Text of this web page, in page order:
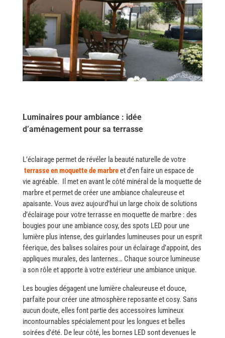
Luminaires pour ambiance : idée
d’aménagement pour sa terrasse
L’éclairage​‍​‌‍​‍‌ permet de révéler la beauté naturelle de votre
terrasse en moquette de marbreet d’en faire un espace de
vie agréable. ​‍​‌‍​‍‌ Il met en avant le côté minéral de la moquette de
marbre et permet de créer une ambiance chaleureuse et ​‍​‌‍​
‍‌apaisante. Vous avez aujourd’hui un large choix de solutions
d’éclairage pour votre terrasse en moquette de marbre : des
bougies pour une ambiance cosy, des spots LED pour une
lumière plus intense, des guirlandes lumineuses pour un esprit
féerique, des balises solaires pour un éclairage d’appoint, des
appliques murales, des lanternes… Chaque source lumineuse
a son rôle et apporte à votre extérieur une ambiance ​‍​‌‍​‍‌unique.
Les​‍​‌‍​‍‌ bougies dégagent une lumière chaleureuse et douce,
parfaite pour créer une atmosphère reposante et cosy. Sans
aucun doute, elles font partie des accessoires lumineux
incontournables spécialement pour les longues et belles
soirées d’été. De leur côté, les bornes LED sont devenues le